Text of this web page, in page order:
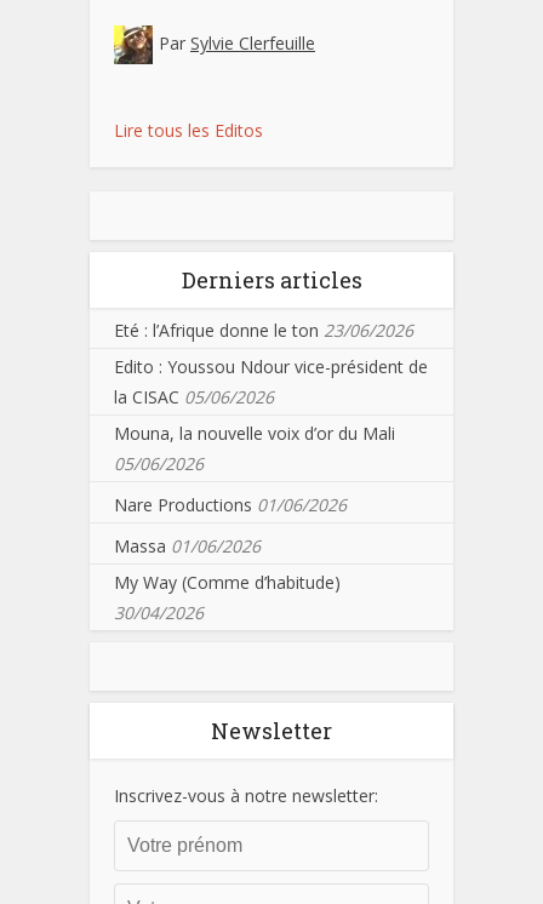
Par Sylvie Clerfeuille
Lire tous les Editos
Derniers articles
Eté : l’Afrique donne le ton 23/06/2026
Edito : Youssou Ndour vice-président de
la CISAC 05/06/2026
Mouna, la nouvelle voix d’or du Mali
05/06/2026
Nare Productions 01/06/2026
Massa 01/06/2026
My Way (Comme d’habitude)
30/04/2026
Newsletter
Inscrivez-vous à notre newsletter: